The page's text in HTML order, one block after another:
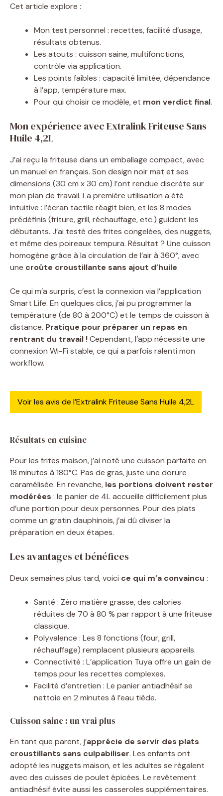
Cet article explore :
Mon test personnel : recettes, facilité d’usage,
résultats obtenus.
Les atouts : cuisson saine, multifonctions,
contrôle via application.
Les points faibles : capacité limitée, dépendance
à l’app, température max.
Pour qui choisir ce modèle, et mon verdict final.
Mon expérience avec Extralink Friteuse Sans
Huile 4,2L
J’ai reçu la friteuse dans un emballage compact, avec
un manuel en français. Son design noir mat et ses
dimensions (30 cm x 30 cm) l’ont rendue discrète sur
mon plan de travail. La première utilisation a été
intuitive : l’écran tactile réagit bien, et les 8 modes
prédéfinis (friture, grill, réchauffage, etc.) guident les
débutants. J’ai testé des frites congelées, des nuggets,
et même des poireaux tempura. Résultat ? Une cuisson
homogène grâce à la circulation de l’air à 360°, avec
une croûte croustillante sans ajout d’huile.
Ce qui m’a surpris, c’est la connexion via l’application
Smart Life. En quelques clics, j’ai pu programmer la
température (de 80 à 200°C) et le temps de cuisson à
distance. Pratique pour préparer un repas en
rentrant du travail !Cependant, l’app nécessite une
connexion Wi-Fi stable, ce qui a parfois ralenti mon
workflow.
Voir les avis de l’Extralink Friteuse Sans Huile 4,2L
Résultats en cuisine
Pour les frites maison, j’ai noté une cuisson parfaite en
18 minutes à 180°C. Pas de gras, juste une dorure
caramélisée. En revanche, les portions doivent rester
modérées : le panier de 4L accueille difficilement plus
d’une portion pour deux personnes. Pour des plats
comme un gratin dauphinois, j’ai dû diviser la
préparation en deux étapes.
Les avantages et bénéfices
Deux semaines plus tard, voici ce qui m’a convaincu :
Santé : Zéro matière grasse, des calories
réduites de 70 à 80 % par rapport à une friteuse
classique.
Polyvalence : Les 8 fonctions (four, grill,
réchauffage) remplacent plusieurs appareils.
Connectivité : L’application Tuya offre un gain de
temps pour les recettes complexes.
Facilité d’entretien : Le panier antiadhésif se
nettoie en 2 minutes à l’eau tiède.
Cuisson saine : un vrai plus
En tant que parent, j’apprécie de servir des plats
croustillants sans culpabiliser. Les enfants ont
adopté les nuggets maison, et les adultes se régalent
avec des cuisses de poulet épicées. Le revêtement
antiadhésif évite aussi les casseroles supplémentaires.